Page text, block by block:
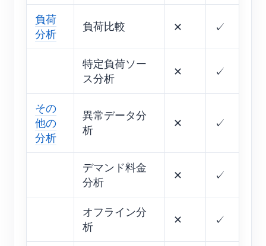
負荷
分析
負荷比較 ✕ ✓
特定負荷ソー
ス分析
✕ ✓
その
他の
分析
異常データ分
析
✕ ✓
デマンド料金
分析
✕ ✓
オフライン分
析
✕ ✓